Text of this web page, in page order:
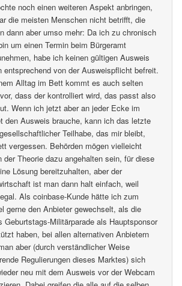
noch einen weiteren Aspekt anbringen,
die meisten Menschen nicht betrifft, die
dann aber umso mehr: Da ich zu chronisch
um einen Termin beim Bürgeramt
habe ich keinen gültigen Ausweis
entsprechend von der Ausweispflicht befreit.
Alltag im Bett kommt es auch selten
dass der kontrolliert wird, das passt also
Wenn ich jetzt aber an jeder Ecke im
den Ausweis brauche, kann ich das letzte
Teilhabe, das mir bleibt,
vergessen. Behörden mögen vielleicht
der Theorie dazu angehalten sein, für diese
Lösung bereitzuhalten, aber der
ist man dann halt einfach, weil
Als coinbase-Kunde hätte ich zum
gerne den Anbieter gewechselt, als die
Geburtstags-Militärparade als Hauptsponsor
haben, bei allen alternativen Anbietern
aber (durch verständlicher Weise
Regulierungen dieses Marktes) sich
neu mit dem Ausweis vor der Webcam